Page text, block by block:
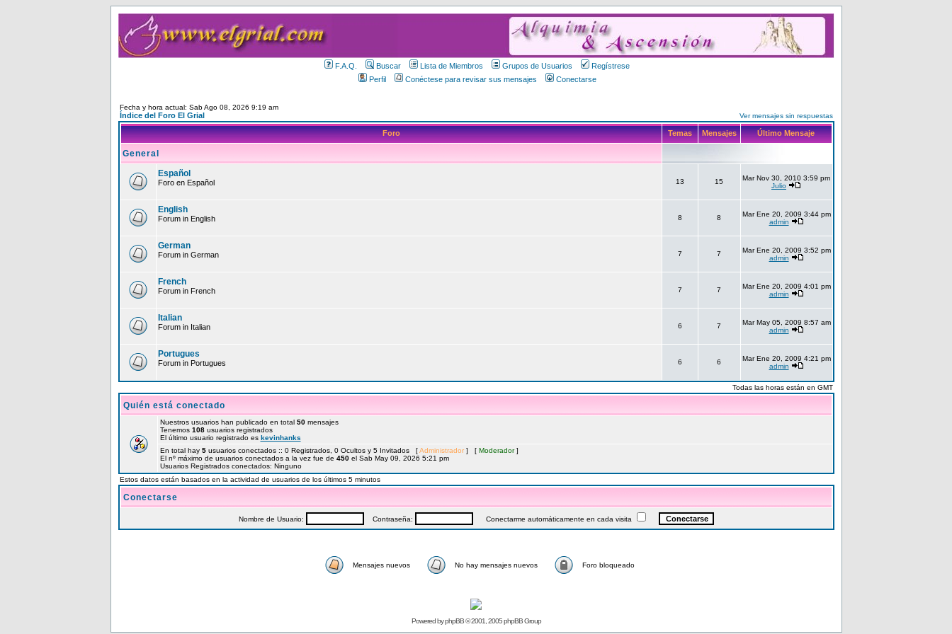
F.A.Q. Buscar Lista de Miembros Grupos de Usuarios
Regístrese
Perfil
Conéctese para revisar sus mensajes Conectarse
Fecha y hora actual: Sab Ago 08, 2026 9:19 am
Índice del Foro El Grial Ver mensajes sin respuestas
Foro Temas Mensajes Último Mensaje
General
Español
Foro en Español 13 15
Mar Nov 30, 2010 3:59 pm
Julio
English
Forum in English 8 8
Mar Ene 20, 2009 3:44 pm
admin
German
Forum in German 7 7
Mar Ene 20, 2009 3:52 pm
admin
French
Forum in French 7 7
Mar Ene 20, 2009 4:01 pm
admin
Italian
Forum in Italian 6 7
Mar May 05, 2009 8:57 am
admin
Portugues
Forum in Portugues 6 6
Mar Ene 20, 2009 4:21 pm
admin
Todas las horas están en GMT
Quién está conectado
Nuestros usuarios han publicado en total 50mensajes
Tenemos 108usuarios registrados
El último usuario registrado es kevinhanks
En total hay 5usuarios conectados :: 0 Registrados, 0 Ocultos y 5 Invitados [Administrador] [ Moderador]
El nº máximo de usuarios conectados a la vez fue de 450el Sab May 09, 2026 5:21 pm
Usuarios Registrados conectados: Ninguno
Estos datos están basados en la actividad de usuarios de los últimos 5 minutos
Conectarse
Nombre de Usuario: Contraseña: Conectarme automáticamente en cada visita
Mensajes nuevos No hay mensajes nuevos Foro bloqueado
Powered byphpBB© 2001, 2005 phpBB Group